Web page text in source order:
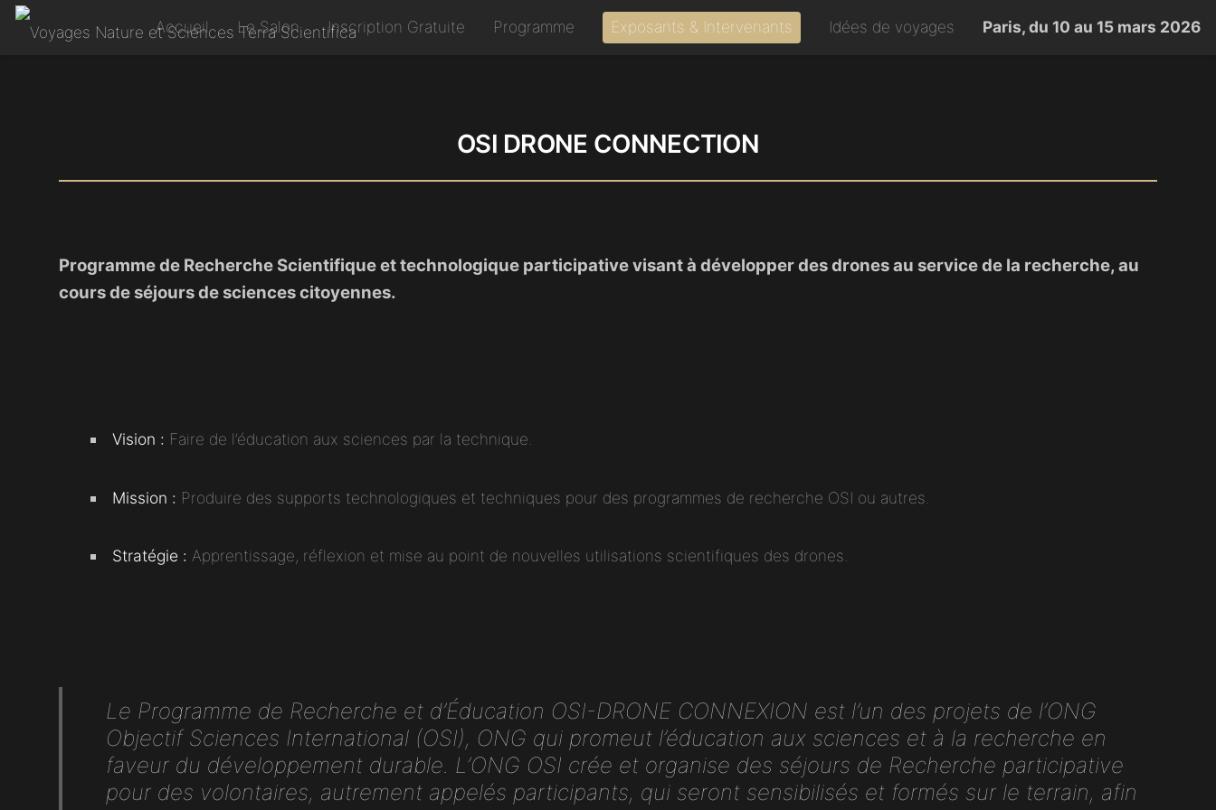
Accueil Le Salon Inscription Gratuite Programme Exposants & Intervenants Idées de voyages Paris, du 10 au 15 mars 2026
OSI DRONE CONNECTION
Programme de Recherche Scientifique et technologique participative visant à développer des drones au service de la recherche, au
cours de séjours de sciences citoyennes.
Vision : Faire de l’éducation aux sciences par la technique.
Mission : Produire des supports technologiques et techniques pour des programmes de recherche OSI ou autres.
Stratégie : Apprentissage, réflexion et mise au point de nouvelles utilisations scientifiques des drones.
Le Programme de Recherche et d’Éducation OSI-DRONE CONNEXION est l’un des projets de l’ONG
Objectif Sciences International (OSI), ONG qui promeut l’éducation aux sciences et à la recherche en
faveur du développement durable. L’ONG OSI crée et organise des séjours de Recherche participative
pour des volontaires, autrement appelés participants, qui seront sensibilisés et formés sur le terrain, afin